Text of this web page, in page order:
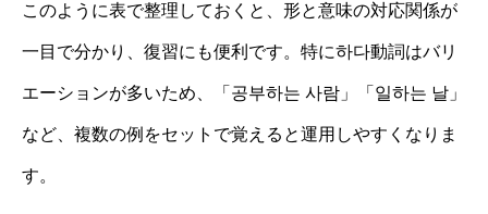
このように表で整理しておくと、形と意味の対応関係が
一目で分かり、復習にも便利です。特に하다動詞はバリ
エーションが多いため、「공부하는 사람」「일하는 날」
など、複数の例をセットで覚えると運用しやすくなりま
す。